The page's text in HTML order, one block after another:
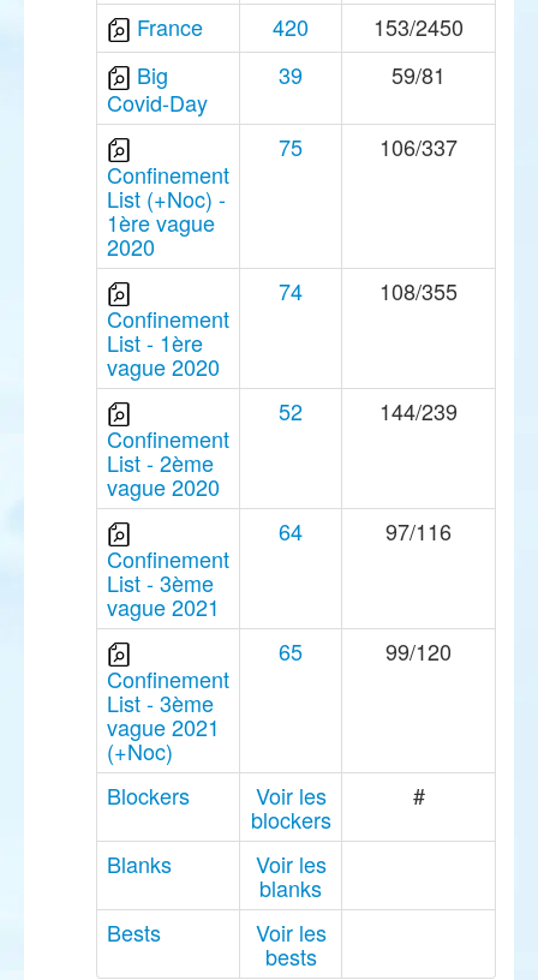
France 420
153/2450
Big
Covid-Day
39 59/81
Confinement
List (+Noc) -
1ère vague
2020
75 106/337
Confinement
List - 1ère
vague 2020
74 108/355
Confinement
List - 2ème
vague 2020
52 144/239
Confinement
List - 3ème
vague 2021
64 97/116
Confinement
List - 3ème
vague 2021
(+Noc)
65 99/120
Blockers Voir les
blockers
#
Blanks Voir les
blanks
Bests
Voir les
bests